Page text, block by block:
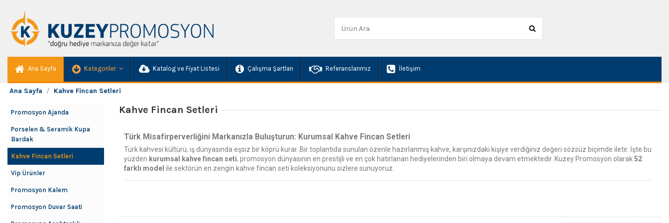
Ana Sayfa Kategoriler Katalog ve Fiyat Listesi Çalışma Şartları Referanslarımız İletişim
Ana Sayfa Kahve Fincan Setleri
Kahve Fincan Setleri
Türk Misafirperverliğini Markanızla Buluşturun: Kurumsal Kahve Fincan Setleri
Türk kahvesi kültürü, iş dünyasında eşsiz bir köprü kurar. Bir toplantıda sunulan özenle hazırlanmış kahve, karşınızdaki kişiye verdiğiniz değeri sözsüz biçimde iletir. İşte bu
yüzden kurumsal kahve fincan seti, promosyon dünyasının en prestijli ve en çok hatırlanan hediyelerinden biri olmaya devam etmektedir. Kuzey Promosyon olarak52
farklı model ile sektörün en zengin kahve fincan seti koleksiyonunu sizlere sunuyoruz.
2'li Kahve Fincan Setleri, iş ziyaretlerinde, müşteri hediyelerinde ve özel günlerde sunulmak üzere tasarlanmış şık ve kompakt modellerdir. Alya, Urman, Mina, Lida, Neva,
Promosyon Ajanda
Porselen & Seramik Kupa
Bardak
Kahve Fincan Setleri
Vip Ürünler
Promosyon Kalem
Promosyon Duvar Saati